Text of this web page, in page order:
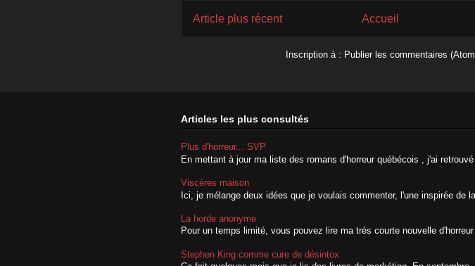
Article plus récent Accueil
Inscription à : Publier les commentaires
Articles les plus consultés
Plus d'horreur... SVP
En mettant à jour ma liste des romans d'horreur québécois , j'ai
Viscères maison
Ici, je mélange deux idées que je voulais commenter, l'une inspirée de
La horde anonyme
Pour un temps limité, vous pouvez lire ma très courte nouvelle
Stephen King comme cure de désintox